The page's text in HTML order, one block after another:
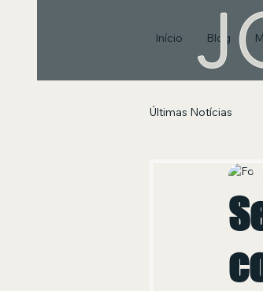
Início Blog
Últimas Notícias
Segurança